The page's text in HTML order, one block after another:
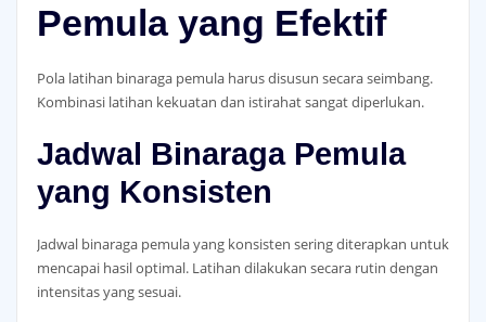
Pemula yang Efektif
Pola latihan binaraga pemula harus disusun secara seimbang.
Kombinasi latihan kekuatan dan istirahat sangat diperlukan.
Jadwal Binaraga Pemula
yang Konsisten
Jadwal binaraga pemula yang konsisten sering diterapkan untuk
mencapai hasil optimal. Latihan dilakukan secara rutin dengan
intensitas yang sesuai.